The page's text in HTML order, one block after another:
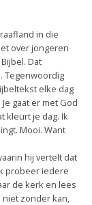
in die
over jongeren
Dat
Tegenwoordig
elke dag
gaat er met God
kleurt je dag. Ik
Mooi. Want
hij vertelt dat
probeer iedere
de kerk en lees
niet zonder kan,